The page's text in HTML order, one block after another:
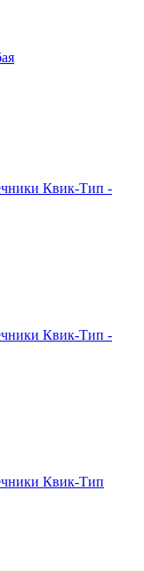
Квик-Тип -
Квик-Тип -
Квик-Тип